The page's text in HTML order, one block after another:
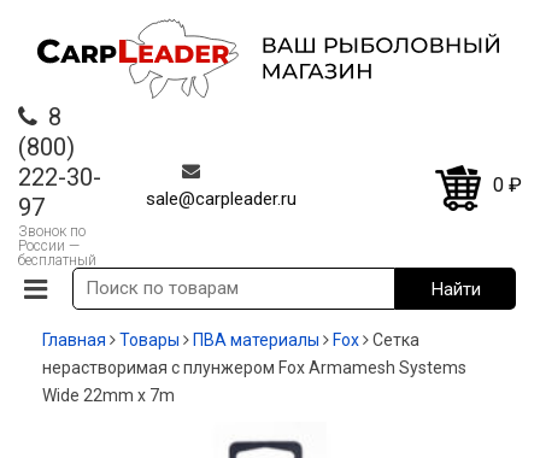
8
(800)
222-30-
97
Звонок по
России —
бесплатный
sale@carpleader.ru
0 ₽
Главная Товары ПВА материалы Fox
Сетка
нерастворимая с плунжером Fox Armamesh Systems
Wide 22mm x 7m